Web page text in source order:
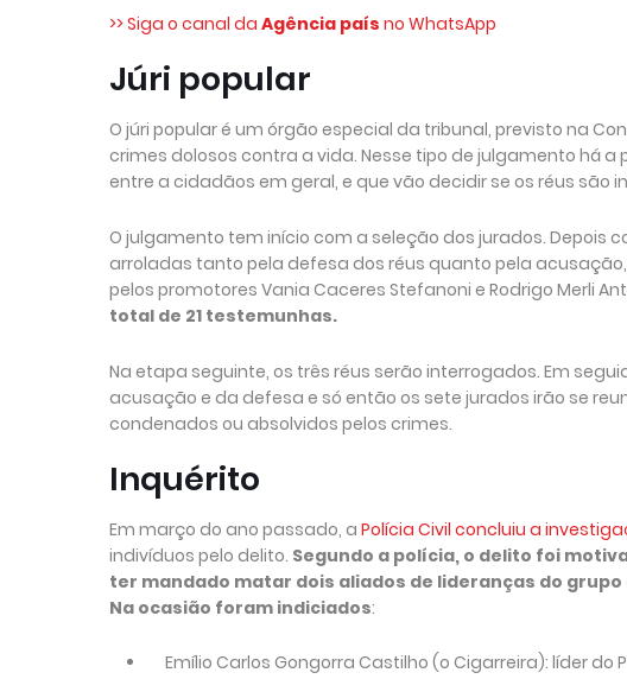
>> Siga o canal da Agência país no WhatsApp
Júri popular
O júri popular é um órgão especial da tribunal, previsto na
crimes dolosos contra a vida. Nesse tipo de julgamento há
entre a cidadãos em geral, e que vão decidir se os réus são
O julgamento tem início com a seleção dos jurados.
arroladas tanto pela defesa dos réus quanto pela
pelos promotores Vania Caceres Stefanoni e Rodrigo Merli
total de 21 testemunhas.
Na etapa seguinte, os três réus serão interrogados. Em
acusação e da defesa e só então os sete jurados irão se
condenados ou absolvidos pelos crimes.
Inquérito
Em março do ano passado, a Polícia Civil concluiu a
indivíduos pelo delito. Segundo a polícia, o delito foi
ter mandado matar dois aliados de lideranças do
Na ocasião foram indiciados:
Emílio Carlos Gongorra Castilho (o Cigarreira): líder do